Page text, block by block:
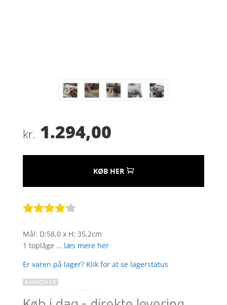
kr. 1.294,00
KØB HER
som4.1
ud af 5
baseret
på
mmelser
Mål: D:58,0 x H: 35,2cm
1 toplåge … læs mere her
Er varen på lager? Klik for at se lagerstatus